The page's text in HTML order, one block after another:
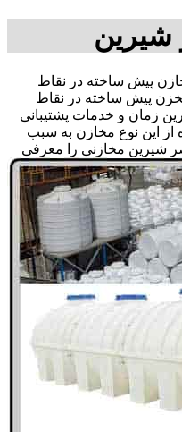
پیش ساخته در نقاط
پیش ساخته در نقاط
زمان و خدمات پشتیبانی
این نوع مخازن به سبب
شیرین مخازنی را معرفی